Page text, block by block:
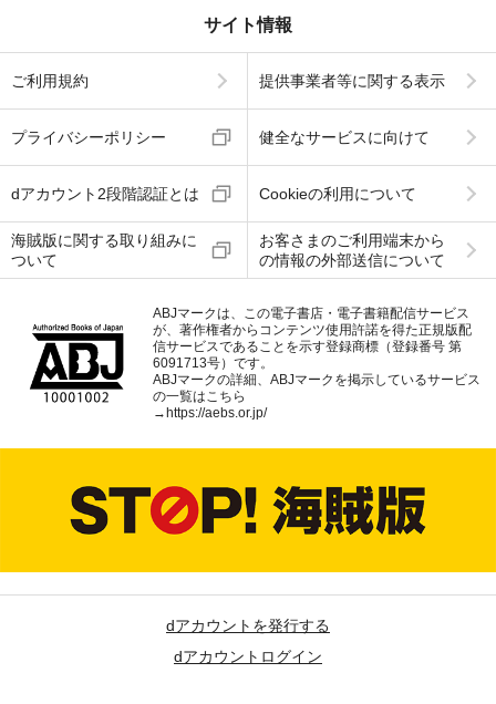
サイト情報
ご利用規約 提供事業者等に関する表示
プライバシーポリシー 健全なサービスに向けて
dアカウント2段階認証とは Cookieの利用について
海賊版に関する取り組みに
ついて
お客さまのご利用端末から
の情報の外部送信について
ABJマークは、この電子書店・電子書籍配信サービス
が、著作権者からコンテンツ使用許諾を得た正規版配
信サービスであることを示す登録商標（登録番号 第
6091713号）です。
ABJマークの詳細、ABJマークを掲示しているサービス
の一覧はこちら
→https://aebs.or.jp/
dアカウントを発行する
dアカウントログイン